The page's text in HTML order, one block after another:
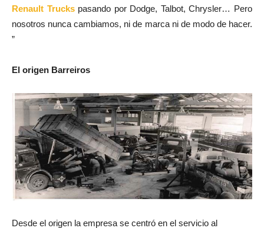
Renault Trucks pasando por Dodge, Talbot, Chrysler… Pero
nosotros nunca cambiamos, ni de marca ni de modo de hacer.
”
El origen Barreiros
Desde el origen la empresa se centró en el servicio al